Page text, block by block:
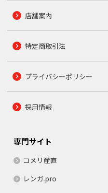
店舗案内
特定商取引法
プライバシーポリシー
採用情報
専門サイト
コメリ産直
レンガ.pro